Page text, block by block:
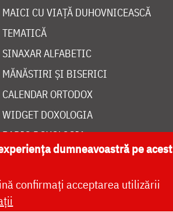
MAICI CU VIAȚĂ DUHOVNICEASCĂ
TEMATICĂ
SINAXAR ALFABETIC
MĂNĂSTIRI ȘI BISERICI
CALENDAR ORTODOX
WIDGET DOXOLOGIA
RADIO DOXOLOGIA
dumneavoastră pe acest
confirmați acceptarea utilizării